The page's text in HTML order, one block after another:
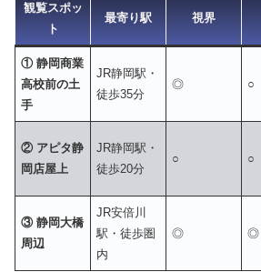
観覧スポッ
ト
最寄り駅 視界
① 静岡商業
高校前の土
手
JR静岡駅・
徒歩35分
◎ ○
② アピタ静
岡店屋上
JR静岡駅・
徒歩20分
○ ○
③ 静岡大橋
周辺
JR安倍川
駅・徒歩圏
内
◎ ◎